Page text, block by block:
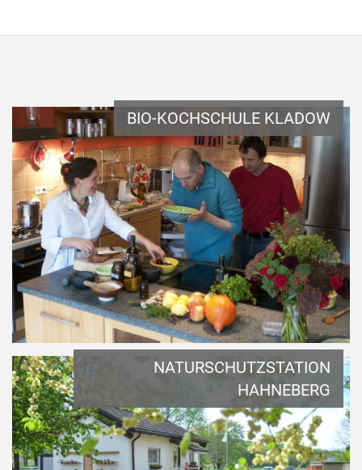
BIO-KOCHSCHULE KLADOW
NATURSCHUTZSTATION
HAHNEBERG